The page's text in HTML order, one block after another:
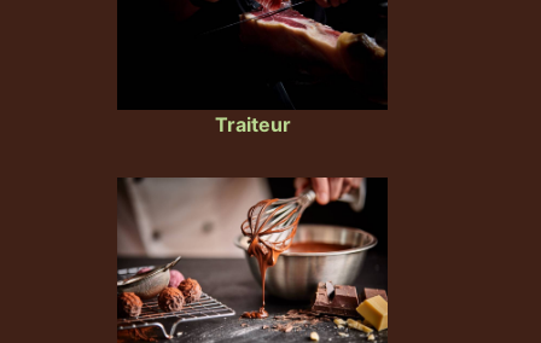
Traiteur